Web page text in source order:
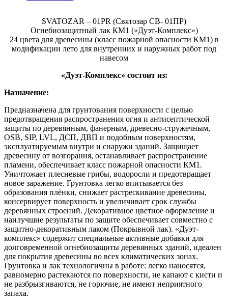
SVATOZAR – 01PR (Святозар СВ- 01ПР)
Огнебиозащитный лак КМ1 («Дуэт-Комплекс»)
24 цвета для древесины (класс пожарной опасности КМ1) в
модификации лето для внутренних и наружных работ под
навесом
«Дуэт-Комплекс» состоит из:
Назначение:
Предназначена для грунтования поверхности с целью
предотвращения распространения огня и антисептической
защиты по деревянным, фанерным, древесно-стружечным,
OSB, SIP, LVL, ДСП, ДВП и подобным поверхностям,
эксплуатируемым внутри и снаружи зданий. Защищает
древесину от возгорания, останавливает распространение
пламени, обеспечивает класс пожарной опасности КМ1.
Уничтожает плесневые грибы, водоросли и предотвращает
новое заражение. Грунтовка легко впитывается без
образования плёнки, снижает растрескивание древесины,
консервирует поверхность и увеличивает срок службы
деревянных строений. Декоративное цветное оформление и
наилучшие результаты по защите обеспечивает совместно с
защитно-декоративным лаком (Покрывной лак). «Дуэт-
комплекс» содержит специальные активные добавки для
долговременной огнебиозащиты деревянных зданий, идеален
для покрытия древесины во всех климатических зонах.
Грунтовка и лак технологичны в работе: легко наносятся,
равномерно растекаются по поверхности, не капают с кисти и
не разбрызгиваются, не горючие, не имеют неприятного
запаха.